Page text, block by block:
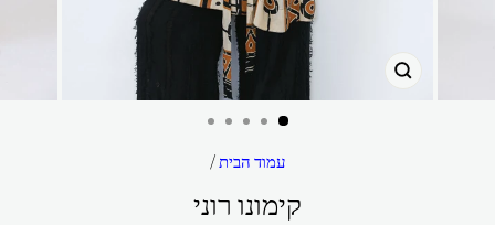
עמוד הבית/
קימונו רוני